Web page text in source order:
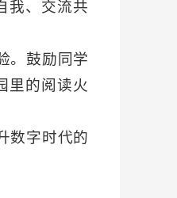
我、交流共
。鼓励同学
里的阅读火
数字时代的